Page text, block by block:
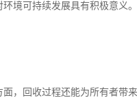
境可持续发展具有积极意义。
，回收过程还能为所有者带